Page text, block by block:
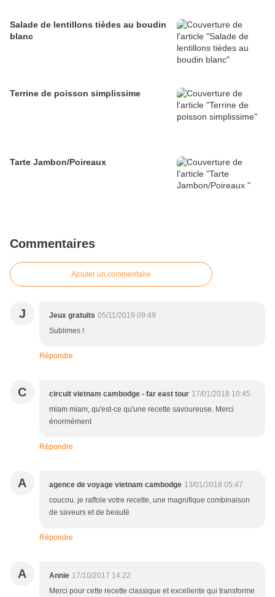
Salade de lentillons tièdes au boudin
blanc
Terrine de poisson simplissime
Tarte Jambon/Poireaux
Commentaires
Ajouter un commentaire
J Jeux gratuits 05/11/2019 09:49
Sublimes !
Répondre
C circuit vietnam cambodge - far east tour 17/01/2018 10:45
miam miam, qu'est-ce qu'une recette savoureuse. Merci
énormément
Répondre
A agence de voyage vietnam cambodge 13/01/2018 05:47
coucou. je raffole votre recette, une magnifique combinaison
de saveurs et de beauté
Répondre
A Annie 17/10/2017 14:22
Merci pour cette recette classique et excellente qui transforme